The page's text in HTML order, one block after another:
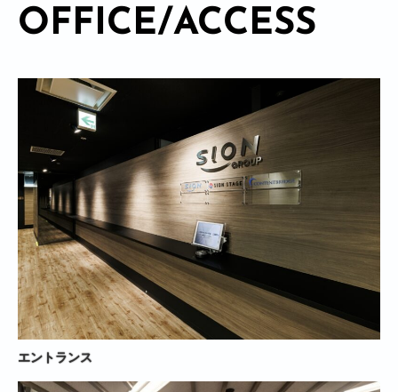
OFFICE/ACCESS
エントランス